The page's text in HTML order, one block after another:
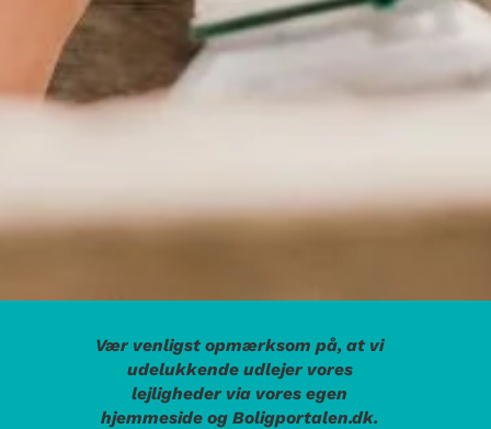
Vær venligst opmærksom på, at vi
udelukkende udlejer vores
lejligheder via vores egen
hjemmeside og Boligportalen.dk.